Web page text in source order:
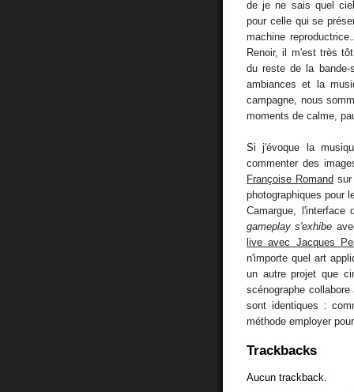
de je ne sais quel
pour celle qui se
machine
Renoir, il m'est très
du reste de la
ambiances et la
campagne, nous
moments de calme,
Si j'évoque la
commenter des
Françoise Romand sur
photographiques pour
Camargue, l'interface
gameplay s'exhibe
live avec Jacques
n'importe quel art
un autre projet que
scénographe
sont identiques :
méthode employer
Trackbacks
Aucun trackback.